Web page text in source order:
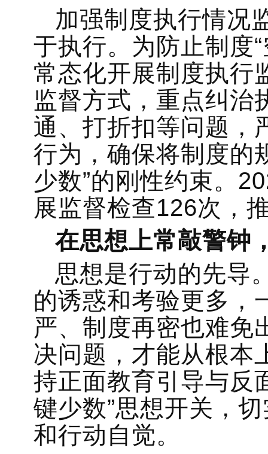
加强制度执行情况
于执行。为防止制度
常态化开展制度执行
监督方式，重点纠治
通、打折扣等问题，
行为，确保将制度的
少数”的刚性约束。
展监督检查126次，
在思想上常敲警钟
思想是行动的先导
的诱惑和考验更多，
严、制度再密也难免
决问题，才能从根本
持正面教育引导与反
键少数”思想开关，
和行动自觉。